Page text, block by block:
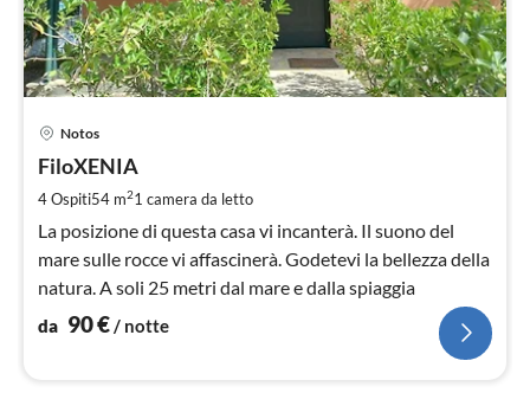
Notos
FiloXENIA
4 Ospiti54 m21 camera da letto
La posizione di questa casa vi incanterà. Il suono del
mare sulle rocce vi affascinerà. Godetevi la bellezza della
natura. A soli 25 metri dal mare e dalla spiaggia
da 90€/ notte